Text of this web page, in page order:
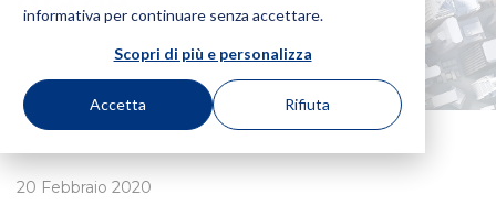
informativa per continuare senza accettare.
Scopri di più e personalizza
Accetta Rifiuta
20 Febbraio 2020